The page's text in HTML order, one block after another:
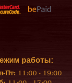
работы:
Пт: 11:00 - 19:00